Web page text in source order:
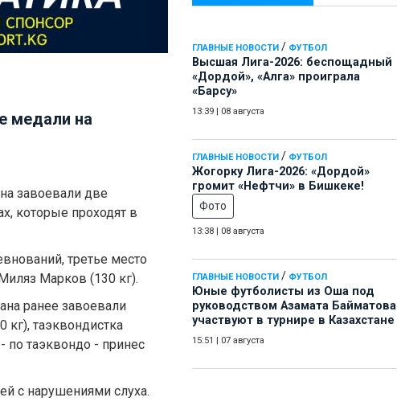
ГЛАВНЫЕ НОВОСТИ / ФУТБОЛ
Высшая Лига-2026: беспощадный
«Дордой», «Алга» проиграла
«Барсу»
13:39 08 августа
ГЛАВНЫЕ НОВОСТИ / ФУТБОЛ
Жогорку Лига-2026: «Дордой»
громит «Нефтчи» в Бишкеке!
Фото
13:38 08 августа
ГЛАВНЫЕ НОВОСТИ / ФУТБОЛ
Юные футболисты из Оша под
руководством Азамата Байматова
участвуют в турнире в Казахстане
15:51 07 августа
медали на
завоевали две
которые проходят в
третье место
Марков (130 кг).
ранее завоевали
таэквондистка
по таэквондо - принес
с нарушениями слуха.